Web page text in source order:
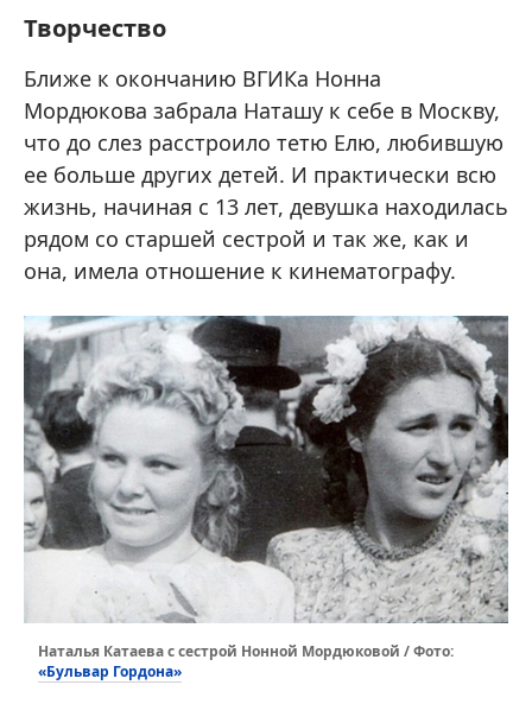
Творчество
Ближе к окончанию ВГИКа Нонна
Мордюкова забрала Наташу к себе в Москву,
что до слез расстроило тетю Елю, любившую
ее больше других детей. И практически всю
жизнь, начиная с 13 лет, девушка находилась
рядом со старшей сестрой и так же, как и
она, имела отношение к кинематографу.
Наталья Катаева с сестрой Нонной Мордюковой / Фото:
«Бульвар Гордона»